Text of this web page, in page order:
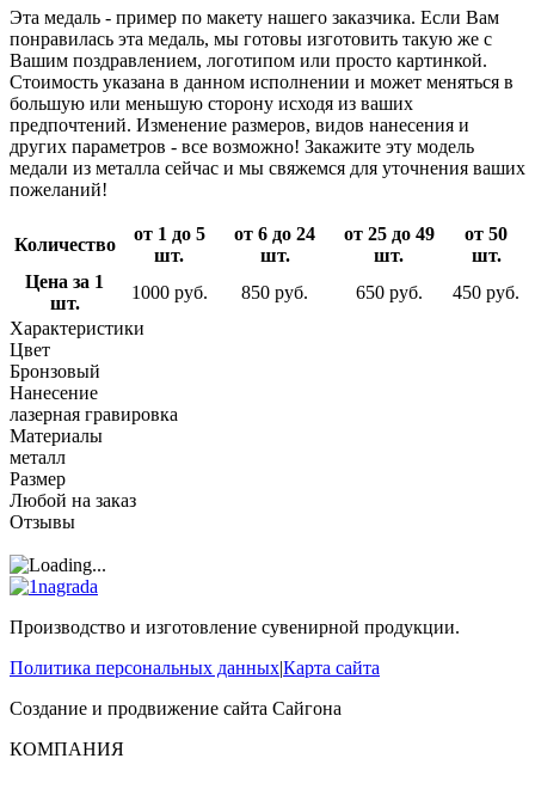
Эта медаль - пример по макету нашего заказчика. Если Вам
понравилась эта медаль, мы готовы изготовить такую же с
Вашим поздравлением, логотипом или просто картинкой.
Стоимость указана в данном исполнении и может меняться в
большую или меньшую сторону исходя из ваших
предпочтений. Изменение размеров, видов нанесения и
других параметров - все возможно! Закажите эту модель
медали из металла сейчас и мы свяжемся для уточнения ваших
пожеланий!
Количество
от 1 до 5
шт.
от 6 до 24
шт.
от 25 до 49
шт.
от 50
шт.
Цена за 1
шт.
1000 руб. 850 руб. 650 руб.
450 руб.
Характеристики
Цвет
Бронзовый
Нанесение
лазерная гравировка
Материалы
металл
Размер
Любой на заказ
Отзывы
Производство и изготовление сувенирной продукции.
Политика персональных данных|Карта сайта
Создание и продвижение сайта Сайгона
КОМПАНИЯ